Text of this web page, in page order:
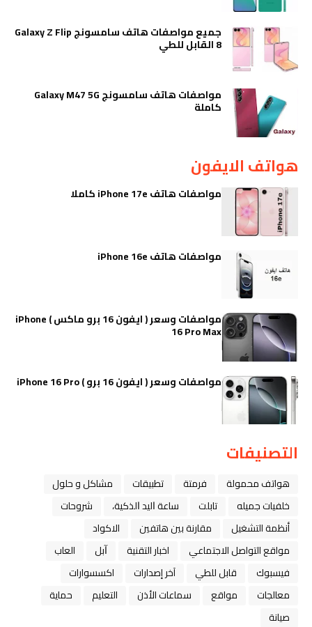
جميع مواصفات هاتف سامسونج Galaxy Z Flip
8 القابل للطي
مواصفات هاتف سامسونج Galaxy M47 5G
كاملة
هواتف الايفون
مواصفات هاتف iPhone 17e كاملا
مواصفات هاتف iPhone 16e
مواصفات وسعر ( ايفون 16 برو ماكس ) iPhone
16 Pro Max
مواصفات وسعر ( ايفون 16 برو ) iPhone 16 Pro
التصنيفات
هواتف محمولة فرمتة تطبيقات
مشاكل و حلول
خلفيات جميله
تابلت ﺳﺎﻋﺔ ﺍﻟﻴﺪ ﺍﻟﺬﻛﻴﺔ،
شروحات
أنظمة التشغيل
مقارنة بين هاتفين
الاكواد
مواقع التواصل الاجتماعي
اخبار التقنية ﺁﺑﻞ
العاب
فيسبوك
قابل للطي آخر إصدارات
اكسسوارات
معالجات
مواقع سماعات الأذن التعليم
حماية
صيانة